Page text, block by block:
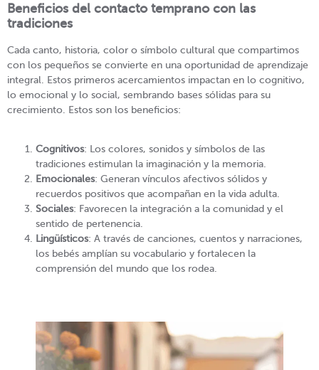
Beneficios del contacto temprano con las
tradiciones
Cada canto, historia, color o símbolo cultural que compartimos
con los pequeños se convierte en una oportunidad de aprendizaje
integral. Estos primeros acercamientos impactan en lo cognitivo,
lo emocional y lo social, sembrando bases sólidas para su
crecimiento. Estos son los beneficios:
Cognitivos: Los colores, sonidos y símbolos de las
tradiciones estimulan la imaginación y la memoria.
Emocionales: Generan vínculos afectivos sólidos y
recuerdos positivos que acompañan en la vida adulta.
Sociales: Favorecen la integración a la comunidad y el
sentido de pertenencia.
Lingüísticos: A través de canciones, cuentos y narraciones,
los bebés amplían su vocabulario y fortalecen la
comprensión del mundo que los rodea.